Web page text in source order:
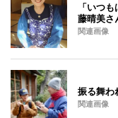
「いつ
藤晴美さ
関連画像
振る舞わ
関連画像